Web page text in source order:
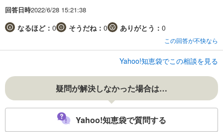
回答日時2022/6/28 15:21:38
なるほど： 0 そうだね： 0 ありがとう： 0
この回答が不快なら
Yahoo!知恵袋でこの相談を見る
疑問が解決しなかった場合は…
Yahoo!知恵袋で質問する